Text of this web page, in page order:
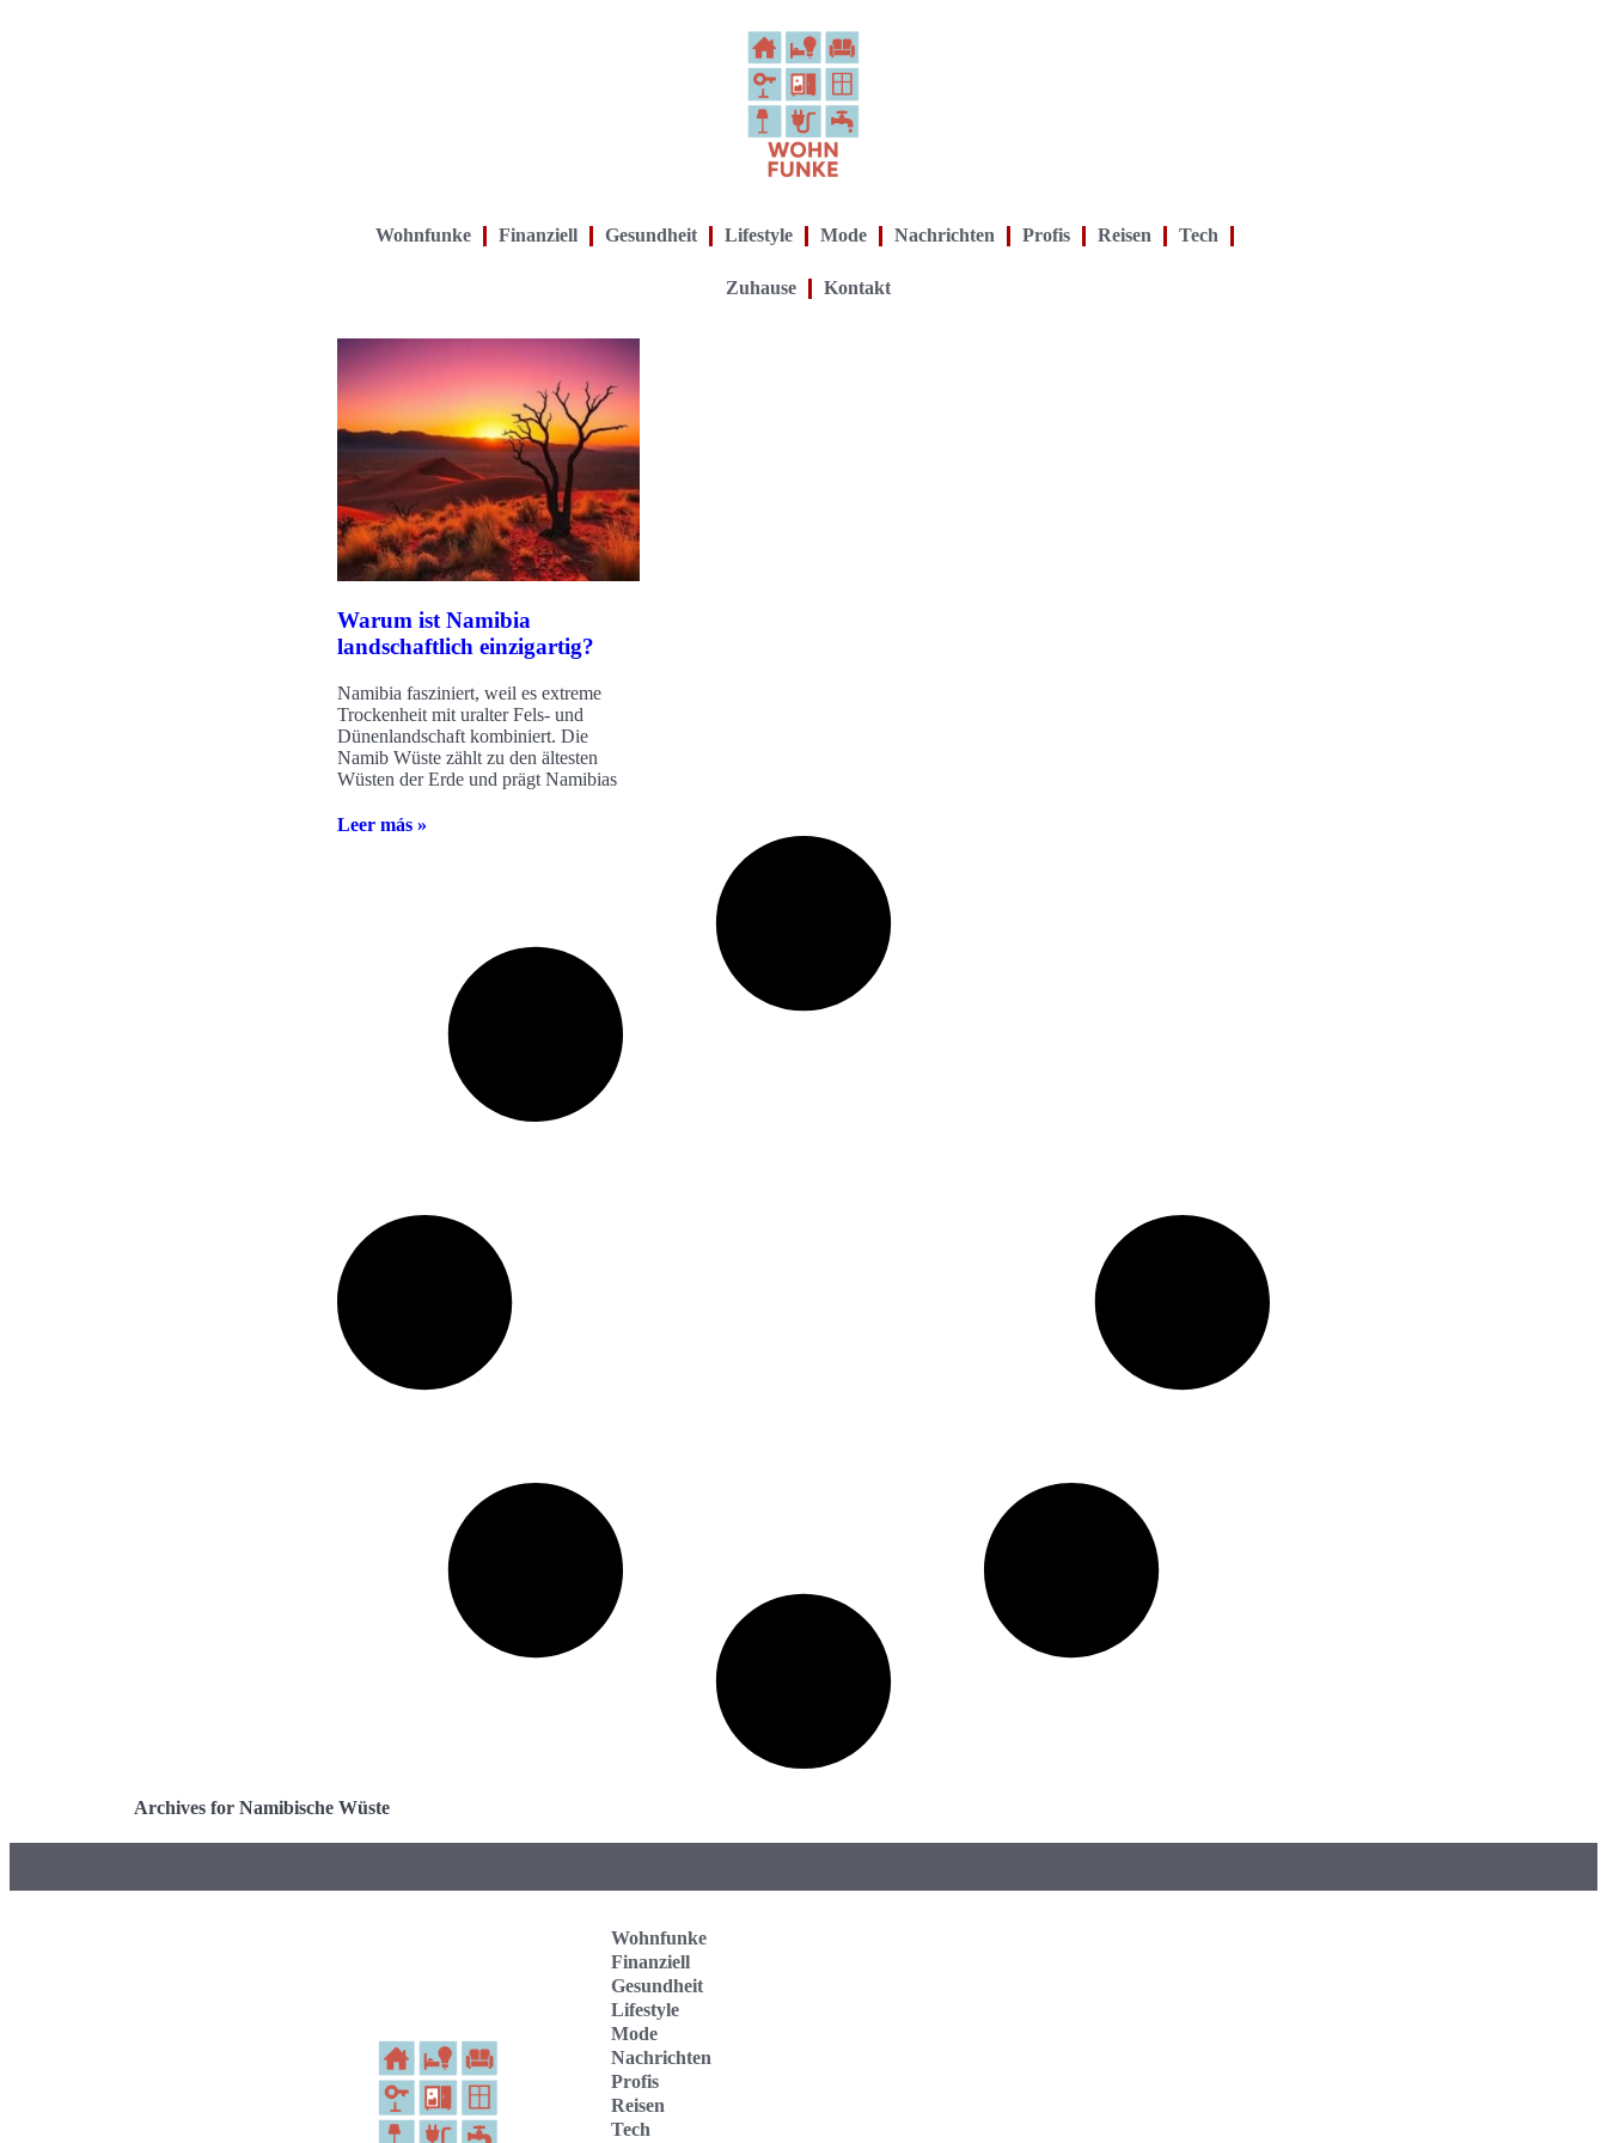
Wohnfunke Finanziell Gesundheit Lifestyle Mode Nachrichten Profis Reisen Tech
Zuhause Kontakt
Warum ist Namibia
landschaftlich einzigartig?
Namibia fasziniert, weil es extreme
Trockenheit mit uralter Fels- und
Dünenlandschaft kombiniert. Die
Namib Wüste zählt zu den ältesten
Wüsten der Erde und prägt Namibias
Leer más »
Archives for Namibische Wüste
Wohnfunke
Finanziell
Gesundheit
Lifestyle
Mode
Nachrichten
Profis
Reisen
Tech